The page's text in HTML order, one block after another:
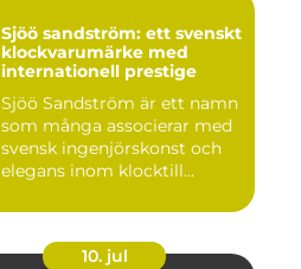
Sjöö sandström: ett svenskt
klockvarumärke med
internationell prestige
Sjöö Sandström är ett namn
som många associerar med
svensk ingenjörskonst och
elegans inom klocktill...
10. jul